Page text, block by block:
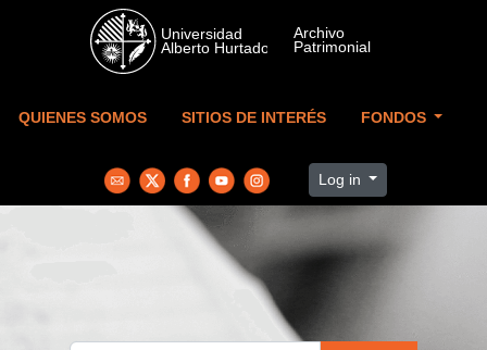
Skip to main content
QUIENES SOMOS SITIOS DE INTERÉS FONDOS
Log in